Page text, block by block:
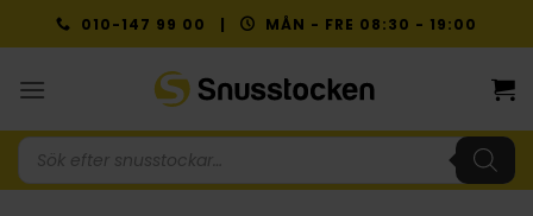
to
010-147 99 00 | MÅN - FRE 08:30 - 19:00
Produktsökning